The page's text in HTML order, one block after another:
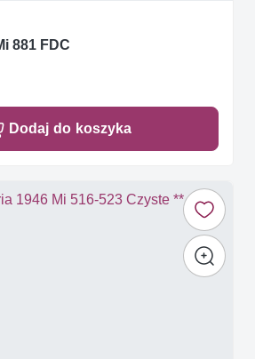
881 FDC
Dodaj do koszyka